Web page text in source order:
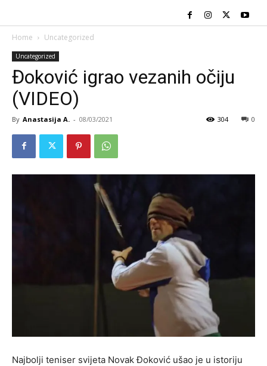
Home Uncategorized
Uncategorized
Đoković igrao vezanih očiju
(VIDEO)
By Anastasija A. - 08/03/2021 0
304
Najbolji teniser svijeta Novak Đoković ušao je u istoriju